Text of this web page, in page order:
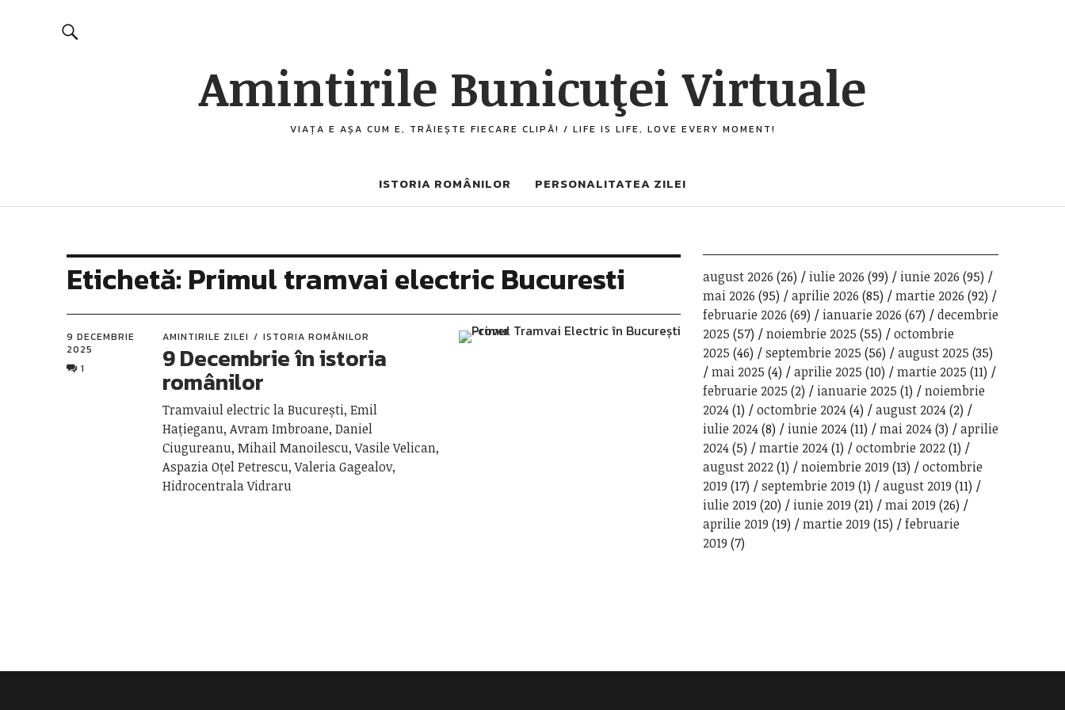
Amintirile Bunicuţei Virtuale
VIAȚA E AȘA CUM E, TRĂIEȘTE FIECARE CLIPĂ! / LIFE IS LIFE, LOVE EVERY MOMENT!
ISTORIA ROMÂNILOR PERSONALITATEA ZILEI
Etichetă: Primul tramvai electric Bucuresti
9 DECEMBRIE
2025
1
AMINTIRILE ZILEI ISTORIA ROMÂNILOR
9 Decembrie în istoria
românilor
Tramvaiul electric la București, Emil
Hațieganu, Avram Imbroane, Daniel
Ciugureanu, Mihail Manoilescu, Vasile Velican,
Aspazia Oțel Petrescu, Valeria Gagealov,
Hidrocentrala Vidraru
august 2026 (26) iulie 2026 (99) iunie 2026 (95)
mai 2026 (95) aprilie 2026 (85) martie 2026 (92)
februarie 2026 (69) ianuarie 2026 (67)
decembrie
2025 (57) noiembrie 2025 (55)
octombrie
2025 (46) septembrie 2025 (56) august 2025 (35)
mai 2025 (4) aprilie 2025 (10) martie 2025 (11)
februarie 2025 (2) ianuarie 2025 (1)
noiembrie
2024(1) octombrie 2024(4) august 2024(2)
iulie 2024(8) iunie 2024(11) mai 2024(3)
aprilie
2024(5) martie 2024(1) octombrie 2022(1)
august 2022(1) noiembrie 2019 (13)
octombrie
2019 (17) septembrie 2019 (1) august 2019 (11)
iulie 2019 (20) iunie 2019 (21) mai 2019 (26)
aprilie 2019 (19) martie 2019 (15)
februarie
2019 (7)